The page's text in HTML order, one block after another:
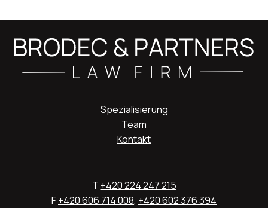
Spezialisierung
Team
Kontakt
T +420 224 247 215
F+420 606 714 008, +420 602 376 394